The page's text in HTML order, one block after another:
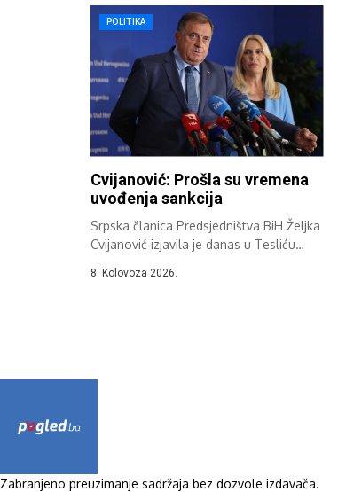
POLITIKA
Cvijanović: Prošla su vremena
uvođenja sankcija
Srpska članica Predsjedništva BiH Željka
Cvijanović izjavila je danas u Tesliću
8. Kolovoza 2026.
Zabranjeno preuzimanje sadržaja bez dozvole izdavača.